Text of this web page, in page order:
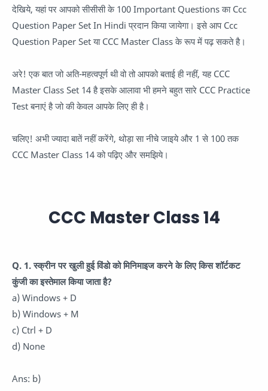
देखिये, यहां पर आपको सीसीसी के 100 Important Questions का Ccc
Question Paper Set In Hindi प्रदान किया जायेगा। इसे आप Ccc
Question Paper Set या CCC Master Class के रूप में पढ़ सकते है।
अरे! एक बात जो अति-महत्वपूर्ण थी वो तो आपको बताई ही नहीं, यह CCC
Master Class Set 14 है इसके आलावा भी हमने बहुत सारे CCC Practice
Test बनाएं है जो की केवल आपके लिए ही है।
चलिए! अभी ज्यादा बातें नहीं करेंगे, थोड़ा सा नीचे जाइये और 1 से 100 तक
CCC Master Class 14 को पढ़िए और समझिये।
CCC Master Class 14
Q. 1. स्क्रीन पर खुली हुई विंडो को मिनिमाइज करने के लिए किस शॉर्टकट
कुंजी का इस्तेमाल किया जाता है?
a) Windows + D
b) Windows + M
c) Ctrl + D
d) None
Ans: b)